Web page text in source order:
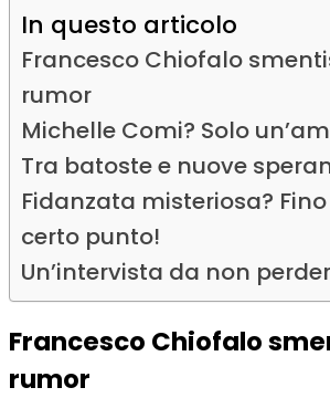
In questo articolo
Francesco Chiofalo
rumor
Michelle Comi? Solo
Tra batoste e nuove
Fidanzata misteriosa?
certo punto!
Un’intervista da non
Francesco Chiofalo
rumor